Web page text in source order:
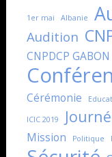
1er mai Albanie
Audition
CNPDCP GABON
Cérémonie
ICIC 2019
Mission Politique